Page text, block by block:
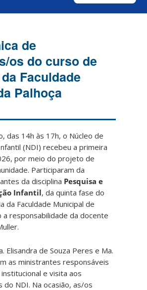
de
os do curso de
Faculdade
Palhoça
das 14h às 17h, o Núcleo de
(NDI) recebeu a primeira
por meio do projeto de
Participaram da
da disciplina Pesquisa e
Infantil, da quinta fase do
da Faculdade Municipal de
a responsabilidade da docente
Elisandra de Souza Peres e Ma.
as ministrantes responsáveis
e visita aos
NDI. Na ocasião, as/os